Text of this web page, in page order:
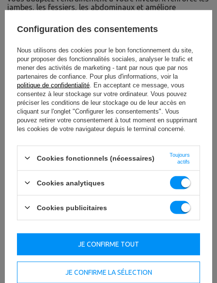
jambes, les fessiers, les abdominaux et améliore
brûlez des calories et obtenez des résultats avec UpForm
haltère vinyleUpForm est un indispensable pour votre
salle de sport à domicile ! Il aide à renforcer les muscles,
Configuration des consentements
Nous utilisons des cookies pour le bon fonctionnement du site,
pour proposer des fonctionnalités sociales, analyser le trafic et
mener des activités de marketing - tant par nous que par nos
partenaires de confiance. Pour plus d'informations, voir la
politique de confidentialité . En acceptant ce message, vous
consentez à leur stockage sur votre ordinateur. Vous pouvez
préciser les conditions de leur stockage ou de leur accès en
cliquant sur l'onglet "Configurer les consentements". Vous
pouvez retirer votre consentement à tout moment en supprimant
les cookies de votre navigateur depuis le terminal concerné.
Cookies fonctionnels (nécessaires)
Toujours
actifs
Cookies analytiques
Cookies publicitaires
JE CONFIRME LA SÉLECTION
JE CONFIRME TOUT